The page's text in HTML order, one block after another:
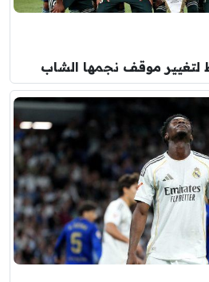
لتغيير موقف نجمها الشاب